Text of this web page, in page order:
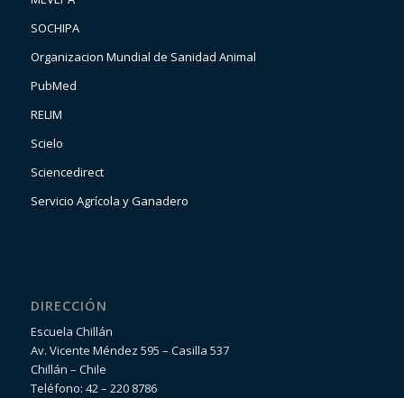
SOCHIPA
Organizacion Mundial de Sanidad Animal
PubMed
RELIM
Scielo
Sciencedirect
Servicio Agrícola y Ganadero
DIRECCIÓN
Escuela Chillán
Av. Vicente Méndez 595 – Casilla 537
Chillán – Chile
Teléfono: 42 – 220 8786